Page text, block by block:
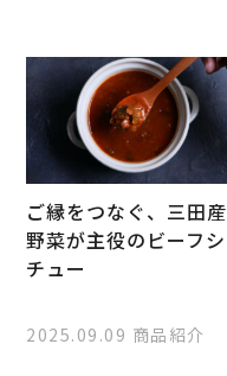
ご縁をつなぐ、三田産
野菜が主役のビーフシ
チュー
2025.09.09 商品紹介